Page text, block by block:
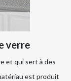
verre
et qui sert à des
est produit